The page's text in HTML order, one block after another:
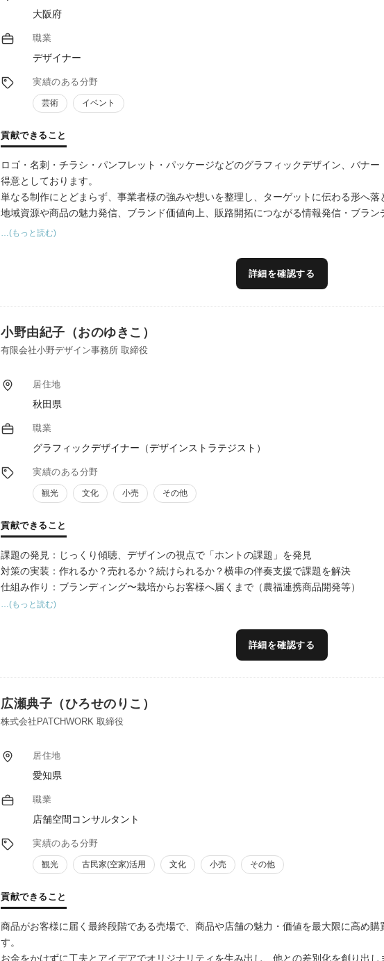
大阪府
職業
デザイナー
実績のある分野
芸術 イベント
貢献できること
ロゴ・名刺・チラシ・パンフレット・パッケージなどのグラフィックデザイン、バナ
得意としております。
単なる制作にとどまらず、事業者様の強みや想いを整理し、ターゲットに伝わる形へ落
地域資源や商品の魅力発信、ブランド価値向上、販路開拓につながる情報発信・ブラン
ております。
…(もっと読む)
詳細を確認する
小野由紀子（おのゆきこ）
有限会社小野デザイン事務所 取締役
居住地
秋田県
職業
グラフィックデザイナー（デザインストラテジスト）
実績のある分野
観光 文化 小売 その他
貢献できること
課題の発見：じっくり傾聴、デザインの視点で「ホントの課題」を発見
対策の実装：作れるか？売れるか？続けられるか？横串の伴奏支援で課題を解決
仕組み作り：ブランディング〜栽培からお客様へ届くまで（農福連携商品開発等）
…(もっと読む)
詳細を確認する
広瀬典子（ひろせのりこ）
株式会社PATCHWORK 取締役
居住地
愛知県
職業
店舗空間コンサルタント
実績のある分野
観光 古民家(空家)活用 文化 小売 その他
貢献できること
商品がお客様に届く最終段階である売場で、商品や店舗の魅力・価値を最大限に高め購
す。
お金をかけずに工夫とアイデアでオリジナリティを生み出し、他との差別化を創り出し